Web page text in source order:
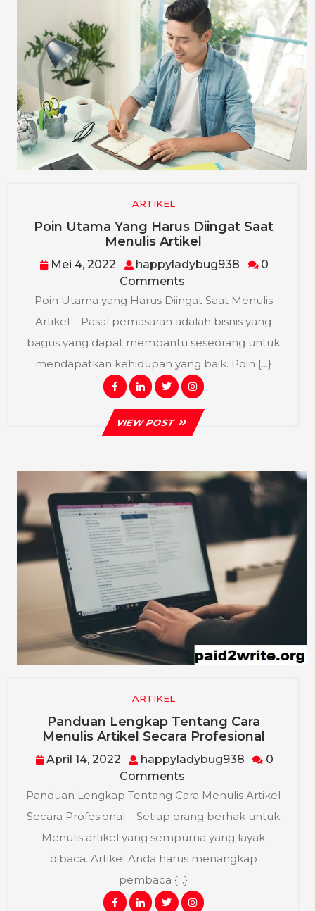
ARTIKEL
Poin Utama Yang Harus Diingat Saat
Menulis Artikel
Yang
Diingat
Saat
Menulis
Artikel
Mei 4, 2022
Mei
4,
2022
happyladybug938
0
Comments
Poin Utama yang Harus Diingat Saat Menulis
Artikel – Pasal pemasaran adalah bisnis yang
bagus yang dapat membantu seseorang untuk
mendapatkan kehidupan yang baik. Poin {...}
Facebook
Linkedin
TwitterInstagram
VIEW POST
VIEW
POST
ARTIKEL
Panduan Lengkap Tentang Cara
Menulis Artikel Secara Profesional
Menulis
Artikel
Secara
April 14, 2022
April
14,
2022
happyladybug938
0
Comments
Panduan Lengkap Tentang Cara Menulis Artikel
Secara Profesional – Setiap orang berhak untuk
Menulis artikel yang sempurna yang layak
dibaca. Artikel Anda harus menangkap
pembaca {...}
Facebook
Linkedin
TwitterInstagram